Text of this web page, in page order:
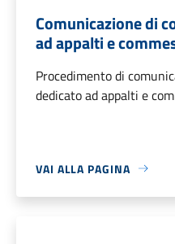
Comunicazione di
ad appalti e
Procedimento di
dedicato ad appalti e
VAI ALLA PAGINA